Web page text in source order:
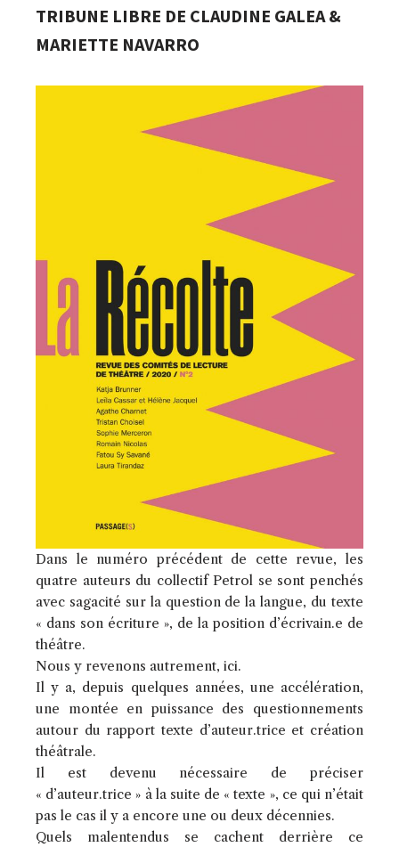
TRIBUNE LIBRE DE CLAUDINE GALEA &
MARIETTE NAVARRO
Dans le numéro précédent de cette revue, les
quatre auteurs du collectif Petrol se sont penchés
avec sagacité sur la question de la langue, du texte
« dans son écriture », de la position d’écrivain.e de
théâtre.
Nous y revenons autrement, ici.
Il y a, depuis quelques années, une accélération,
une montée en puissance des questionnements
autour du rapport texte d’auteur.trice et création
théâtrale.
Il est devenu nécessaire de préciser
« d’auteur.trice » à la suite de « texte », ce qui n’était
pas le cas il y a encore une ou deux décennies.
Quels malentendus se cachent derrière ce